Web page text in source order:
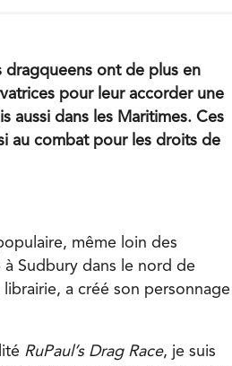
dragqueens ont de plus en
pour leur accorder une
aussi dans les Maritimes. Ces
au combat pour les droits de
même loin des
Sudbury dans le nord de
a créé son personnage
RuPaul’s Drag Race, je suis